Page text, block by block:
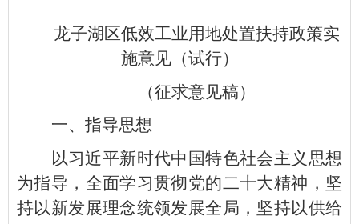
龙子湖区低效工业用地处置扶持政策实
施意见（试行）
（征求意见稿）
一、指导思想
以习近平新时代中国特色社会主义思想
为指导，全面学习贯彻党的二十大精神，坚
持以新发展理念统领发展全局，坚持以供给